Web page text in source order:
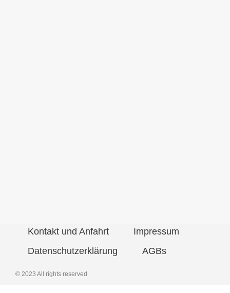
© 2023 All rights reserved
Kontakt und Anfahrt
Impressum
Datenschutzerklärung
AGBs